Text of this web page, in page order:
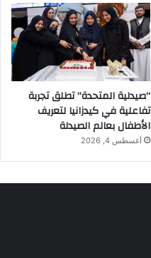
“صيدلية المتحدة” تطلق تجربة
تفاعلية في كيدزانيا لتعريف
الأطفال بعالم الصيدلة
أغسطس 4, 2026